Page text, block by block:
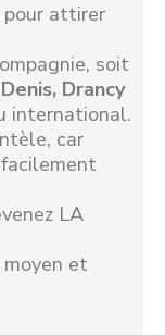
attirer
soit
Drancy
international.
car
LA
et